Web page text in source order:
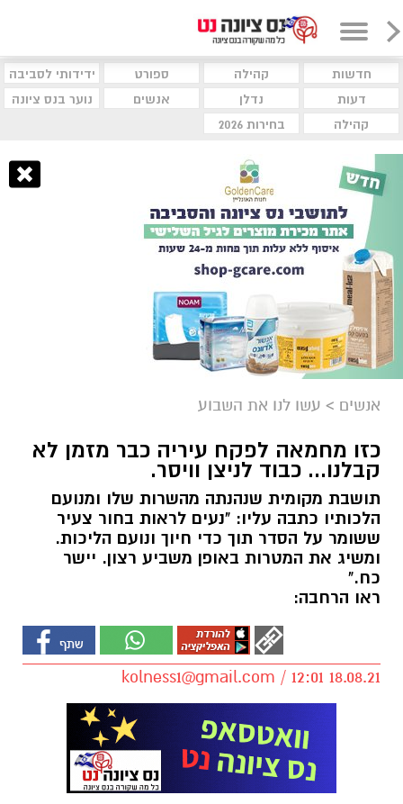
חדשות קהילה ספורט
ידידותי לסביבה
דעות
נדלן אנשים
נוער בנס ציונה
קהילה
בחירות 2026
אנשים > עשו לנו את השבוע
כזו מחמאה לפקח עיריה כבר מזמן לא
קבלנו... כבוד לניצן וויסר.
תושבת מקומית שנהנתה מהשרות שלו ומנועם
הלכותיו כתבה עליו: "נעים לראות בחור צעיר
ששומר על הסדר תוך כדי חיוך ונועם הליכות.
ומשיג את המטרות באופן משביע רצון. יישר
כח."
ראו הרחבה:
kolness1@gmail.com / 12:01 18.08.21